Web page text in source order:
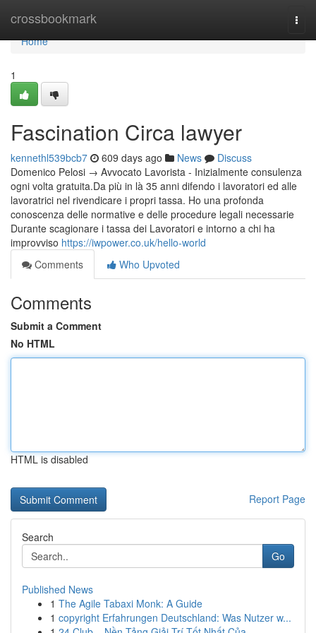
crossbookmark
Home
Home
1
Fascination Circa lawyer
kennethl539bcb7 609 days ago News
Discuss
Domenico Pelosi → Avvocato Lavorista - Inizialmente consulenza
ogni volta gratuita.Da più in là 35 anni difendo i lavoratori ed alle
lavoratrici nel rivendicare i propri tassa. Ho una profonda
conoscenza delle normative e delle procedure legali necessarie
Durante scagionare i tassa dei Lavoratori e intorno a chi ha
improvviso https://iwpower.co.uk/hello-world
Comments
Who Upvoted
Comments
Submit a Comment
No HTML
HTML is disabled
Report Page
Search
Go
Published News
1 The Agile Tabaxi Monk: A Guide
1 copyright Erfahrungen Deutschland: Was Nutzer w...